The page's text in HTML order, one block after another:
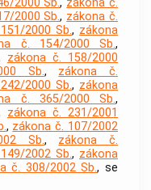
2000 Sb., zákona č.
2000 Sb., zákona č.
2000 Sb., zákona
č. 154/2000 Sb.,
zákona č. 158/2000
Sb., zákona č.
2000 Sb., zákona
č. 365/2000 Sb.,
zákona č. 231/2001
, zákona č. 107/2002
Sb., zákona č.
2002 Sb., zákona
č. 308/2002 Sb., se